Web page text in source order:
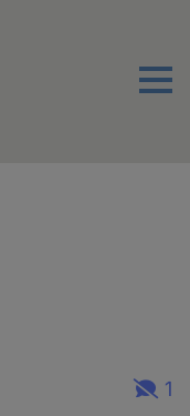
Menu
1